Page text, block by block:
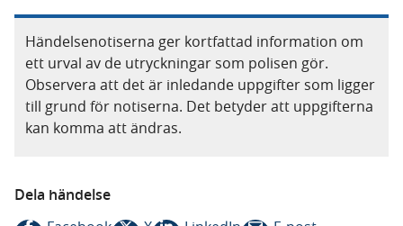
Händelsenotiserna ger kortfattad information om
ett urval av de utryckningar som polisen gör.
Observera att det är inledande uppgifter som ligger
till grund för notiserna. Det betyder att uppgifterna
kan komma att ändras.
Dela händelse